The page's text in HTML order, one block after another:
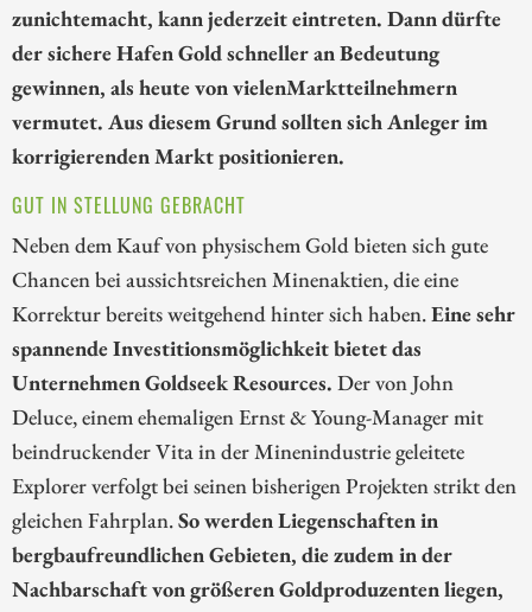
zunichtemacht, kann jederzeit eintreten. Dann dürfte
der sichere Hafen Gold schneller an Bedeutung
gewinnen, als heute von vielenMarktteilnehmern
vermutet. Aus diesem Grund sollten sich Anleger im
korrigierenden Markt positionieren.
GUT IN STELLUNG GEBRACHT
Neben dem Kauf von physischem Gold bieten sich gute
Chancen bei aussichtsreichen Minenaktien, die eine
Korrektur bereits weitgehend hinter sich haben.Eine sehr
spannende Investitionsmöglichkeit bietet das
Unternehmen Goldseek Resources. Der von John
Deluce, einem ehemaligen Ernst & Young-Manager mit
beindruckender Vita in der Minenindustrie geleitete
Explorer verfolgt bei seinen bisherigen Projekten strikt den
gleichen Fahrplan.So werden Liegenschaften in
bergbaufreundlichen Gebieten, die zudem in der
Nachbarschaft von größeren Goldproduzenten liegen,